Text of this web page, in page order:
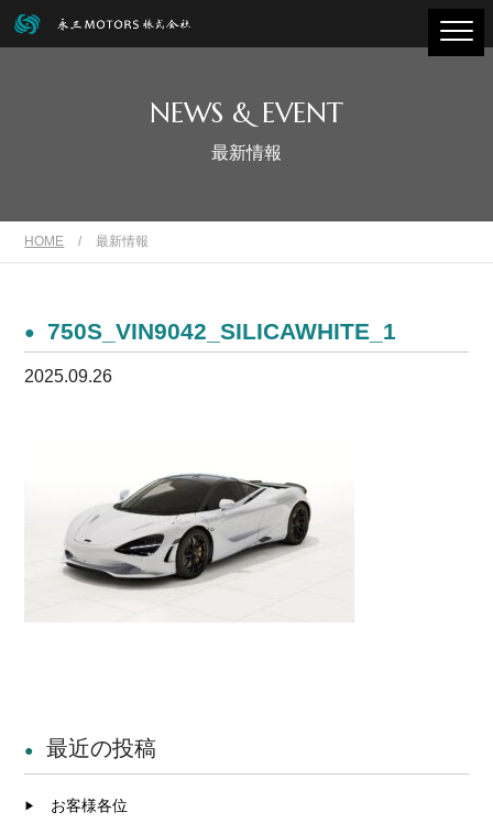
NEWS & EVENT
最新情報
HOME / 最新情報
750S_VIN9042_SILICAWHITE_1
2025.09.26
最近の投稿
お客様各位